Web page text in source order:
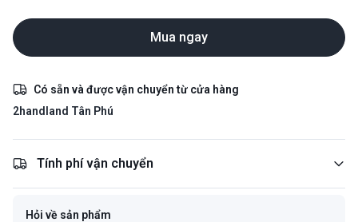
Mua ngay
Có sẵn và được vận chuyển từ cửa hàng
2handland Tân Phú
Tính phí vận chuyển
Hỏi về sản phẩm